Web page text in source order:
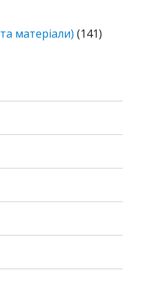
матеріали) (141)